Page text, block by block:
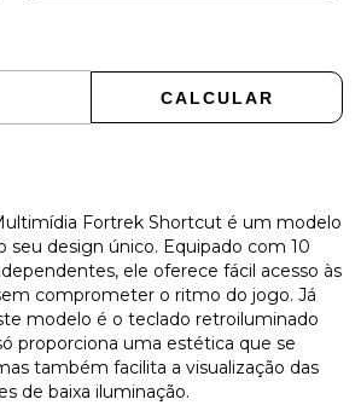
CALCULAR
Fortrek Shortcut é um modelo
seu design único. Equipado com 10
ele oferece fácil acesso às
comprometer o ritmo do jogo. Já
modelo é o teclado retroiluminado
proporciona uma estética que se
também facilita a visualização das
de baixa iluminação.